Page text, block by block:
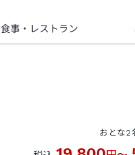
食事・レストラン
おとな2